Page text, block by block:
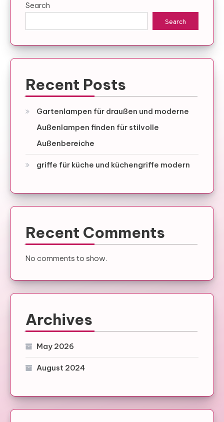
Search
Search
Recent Posts
Gartenlampen für draußen und moderne
Außenlampen finden für stilvolle
Außenbereiche
griffe für küche und küchengriffe modern
Recent Comments
No comments to show.
Archives
May 2026
August 2024